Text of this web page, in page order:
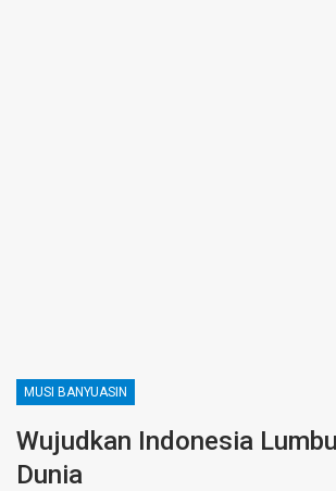
MUSI BANYUASIN
Wujudkan Indonesia
Dunia